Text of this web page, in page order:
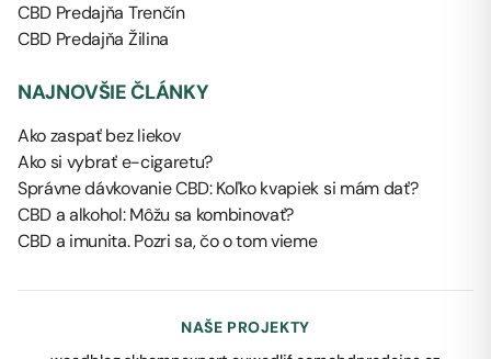
CBD Predajňa Trenčín
CBD Predajňa Žilina
NAJNOVŠIE ČLÁNKY
Ako zaspať bez liekov
Ako si vybrať e-cigaretu?
Správne dávkovanie CBD: Koľko kvapiek si mám dať?
CBD a alkohol: Môžu sa kombinovať?
CBD a imunita. Pozri sa, čo o tom vieme
NAŠE PROJEKTY